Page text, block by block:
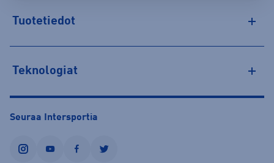
Tuotetiedot
Teknologiat
Seuraa Intersportia
instagramyoutubefacebooktwitter